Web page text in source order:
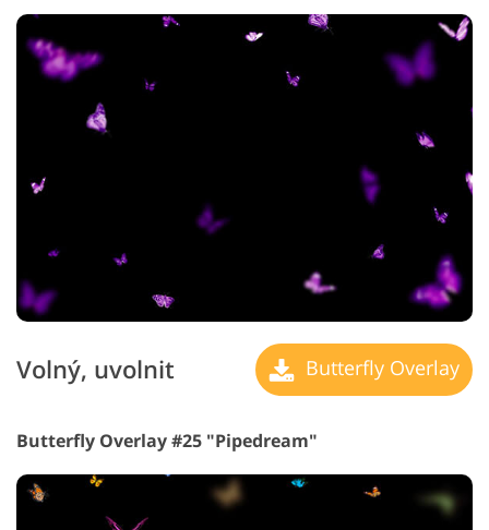
Volný, uvolnit Butterfly Overlay
Butterfly Overlay #25 "Pipedream"